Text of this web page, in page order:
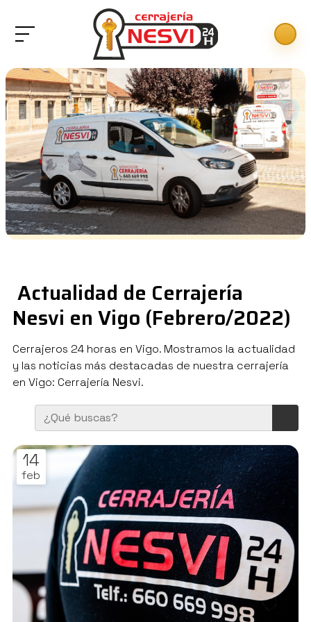
Actualidad de Cerrajería
Nesvi en Vigo (Febrero/2022)
Cerrajeros 24 horas en Vigo. Mostramos la actualidad
y las noticias más destacadas de nuestra cerrajería
en Vigo: Cerrajería Nesvi.
14
feb